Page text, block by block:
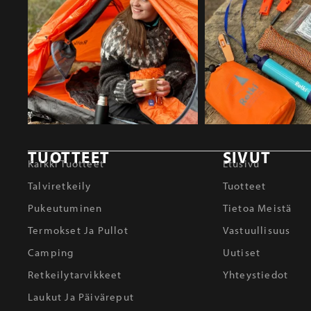
TUOTTEET
Kaikki Tuotteet
Talviretkeily
Pukeutuminen
Termokset Ja Pullot
Camping
Retkeilytarvikkeet
Laukut Ja Päiväreput
SIVUT
Etusivu
Tuotteet
Tietoa Meistä
Vastuullisuus
Uutiset
Yhteystiedot